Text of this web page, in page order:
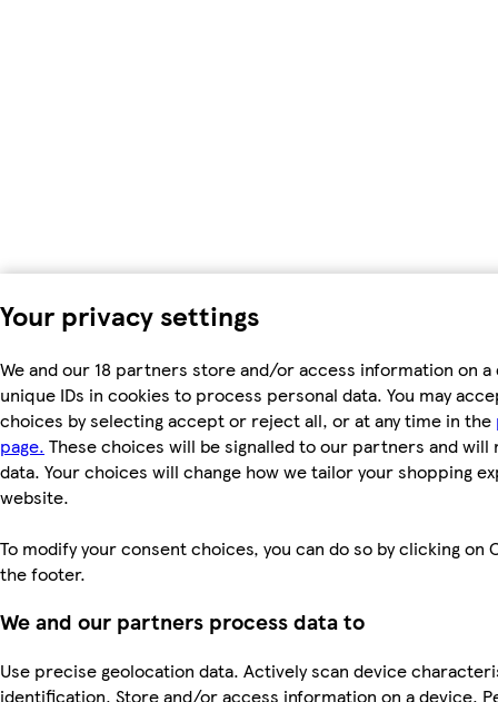
Your privacy settings
We and our 18 partners store and/or access information on a
unique IDs in cookies to process personal data. You may
choices by selecting accept or reject all, or at any time in the
page. These choices will be signalled to our partners and
data. Your choices will change how we tailor your shopping
website.
To modify your consent choices, you can do so by clicking on
the footer.
We and our partners process data to
Use precise geolocation data. Actively scan device
identification. Store and/or access information on a device.